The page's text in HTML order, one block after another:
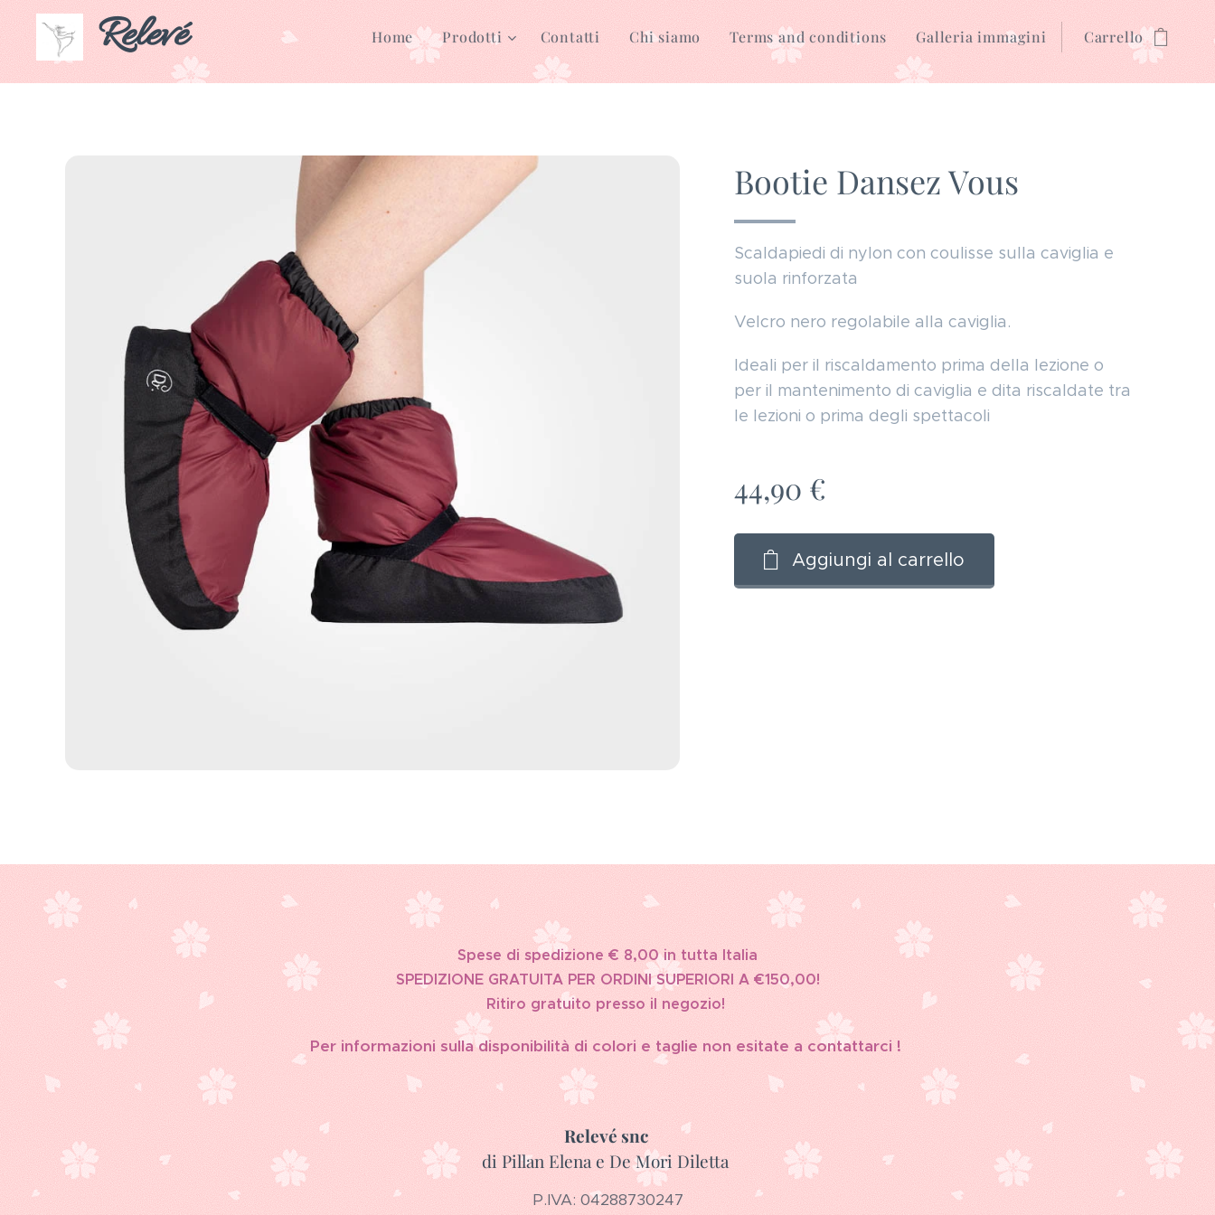
Relevé Home Prodotti Contatti Chi siamo Terms and conditions Galleria immagini Carrello
Bootie Dansez Vous
Scaldapiedi di nylon con coulisse sulla caviglia e
suola rinforzata
Velcro nero regolabile alla caviglia.
Ideali per il riscaldamento prima della lezione o
per il mantenimento di caviglia e dita riscaldate tra
le lezioni o prima degli spettacoli
44,90 €
Aggiungi al carrello
Spese di spedizione € 8,00 in tutta Italia
SPEDIZIONE GRATUITA PER ORDINI SUPERIORI A €150,00!
Ritiro gratuito presso il negozio!
Per informazioni sulla disponibilità di colori e taglie non esitate a contattarci !
Relevé snc
di Pillan Elena e De Mori Diletta
P.IVA: 04288730247